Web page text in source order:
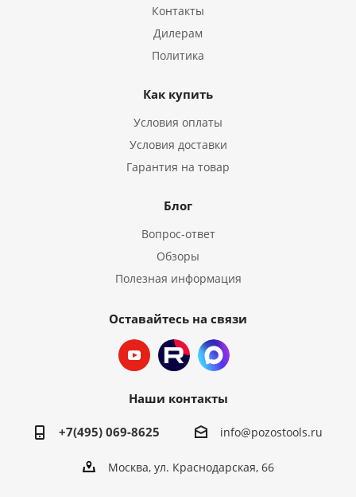
Контакты
Дилерам
Политика
Как купить
Условия оплаты
Условия доставки
Гарантия на товар
Блог
Вопрос-ответ
Обзоры
Полезная информация
Оставайтесь на связи
Наши контакты
+7(495) 069-8625 info@pozostools.ru
Москва, ул. Краснодарская, 66